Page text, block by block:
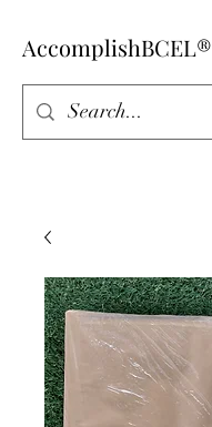
AccomplishBCEL®